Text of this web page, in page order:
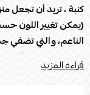
كنبة ، تريد أن تجعل
(يمكن تغيير اللون
الناعم، والتي تضفي
الكنبة لعدد من
التي تحب استضافة
قراءة المزيد